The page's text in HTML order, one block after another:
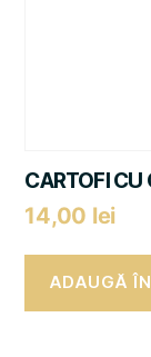
CARTOFI CU
14,00 lei
ADAUGĂ